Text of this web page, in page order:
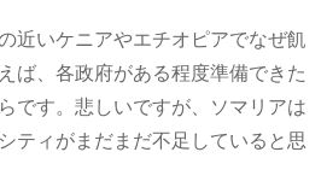
近いケニアやエチオピアでなぜ飢
ば、各政府がある程度準備できた
です。悲しいですが、ソマリアは
ティがまだまだ不足していると思